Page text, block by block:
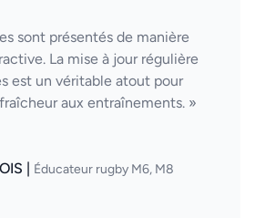
sont présentés de manière
La mise à jour régulière
est un véritable atout pour
aux entraînements. »
| Éducateur rugby M6, M8